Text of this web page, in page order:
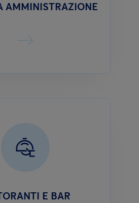
AMMINISTRAZIONE
E BAR